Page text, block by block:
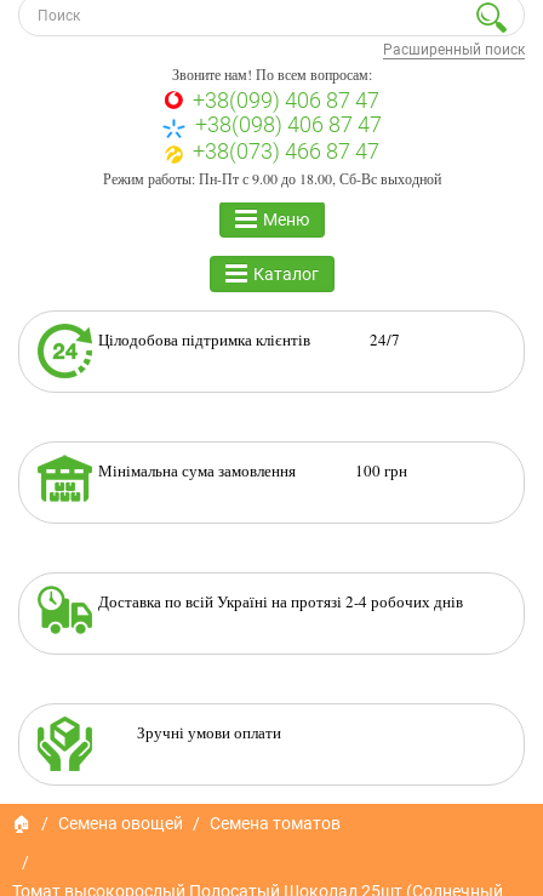
Расширенный поиск
Звоните нам! По всем вопросам:
+38(099) 406 87 47
+38(098) 406 87 47
+38(073) 466 87 47
Режим работы: Пн-Пт с 9.00 до 18.00, Сб-Вс выходной
Меню
Каталог
Цілодобова підтримка клієнтів 24/7
Мінімальна сума замовлення 100 грн
Доставка по всій Україні на протязі 2-4 робочих днів
Зручні умови оплати
🏠 Семена овощей Семена томатов
Томат высокорослый Полосатый Шоколад 25шт (Солнечный